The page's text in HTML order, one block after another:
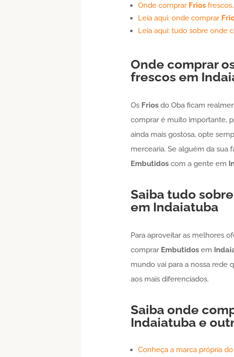
Onde comprar Friosfrescos,
Leia aqui: onde comprar
Leia aqui: tudo sobre onde
Onde comprar
frescos em
Os Friosdo Oba ficam
comprar é muito importante,
ainda mais gostosa, opte
mercearia. Se alguém da sua
Embutidoscom a gente em
Saiba tudo
em Indaiatuba
Para aproveitar as melhores
comprar Embutidosem
mundo vai para a nossa rede
aos mais diferenciados.
Saiba onde
Indaiatuba e
Conheça a marca própria